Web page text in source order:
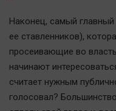
Блогеркуль
Быстрый медиазавод
Вирус чтения
Наконец, самый главный
ее ставленников),
просеивающие во
начинают
считает нужным
голосовал?